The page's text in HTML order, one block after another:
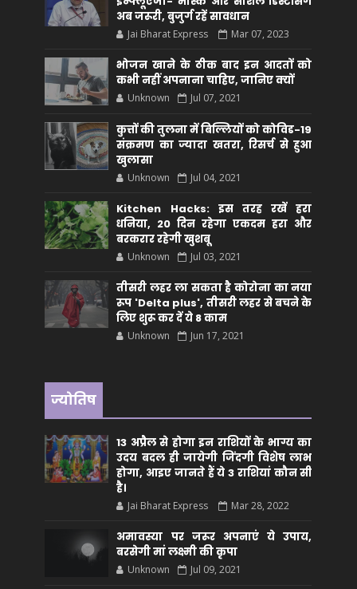
अब जरूरी, बुजुर्ग रहें सावधान
Jai Bharat Express Mar 07, 2023
भोजन खाने के ठीक बाद इन आदतों को
कभी नहीं अपनाना चाहिए, जानिए क्यों
Unknown Jul 07, 2021
कुत्तों की तुलना में बिल्लियों को कोविड-19
संक्रमण का ज्यादा खतरा, रिसर्च से हुआ
खुलासा
Unknown Jul 04, 2021
Kitchen Hacks: इस तरह रखें हरा
धनिया, 20 दिन रहेगा एकदम हरा और
बरकरार रहेगी खुशबू
Unknown Jul 03, 2021
तीसरी लहर ला सकता है कोरोना का नया
रूप 'Delta plus', तीसरी लहर से बचने के
लिए शुरू कर दें ये 8 काम
Unknown Jun 17, 2021
ज्योतिष
13 अप्रैल से होगा इन राशियों के भाग्य का
उदय बदल ही जायेगी जिंदगी विशेष लाभ
होगा, आइए जानते हैं ये 3 राशियां कौन सीं
है।
Jai Bharat Express Mar 28, 2022
अमावस्या पर जरूर अपनाएं ये उपाय,
बरसेगी मां लक्ष्मी की कृपा
Unknown Jul 09, 2021